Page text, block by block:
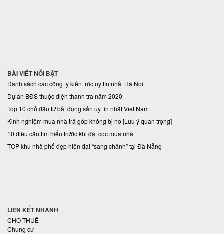
BÀI VIẾT NỔI BẬT
Danh sách các công ty kiến trúc uy tín nhất Hà Nội
Dự án BĐS thuộc diện thanh tra năm 2020
Top 10 chủ đầu tư bất động sản uy tín nhất Việt Nam
Kinh nghiệm mua nhà trả góp không bị hơ [Lưu ý quan trọng]
10 điều cần tìm hiểu trước khi đặt cọc mua nhà
TOP khu nhà phố đẹp hiện đại “sang chảnh” tại Đà Nẵng
LIÊN KẾT NHANH
CHO THUÊ
Chung cư